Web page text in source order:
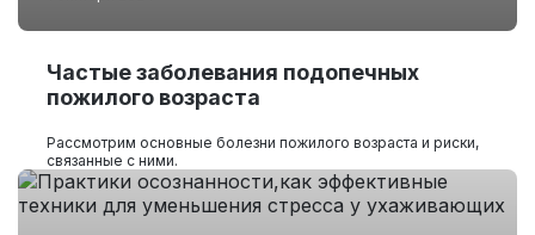
Частые заболевания подопечных
пожилого возраста
Рассмотрим основные болезни пожилого возраста и риски,
связанные с ними.